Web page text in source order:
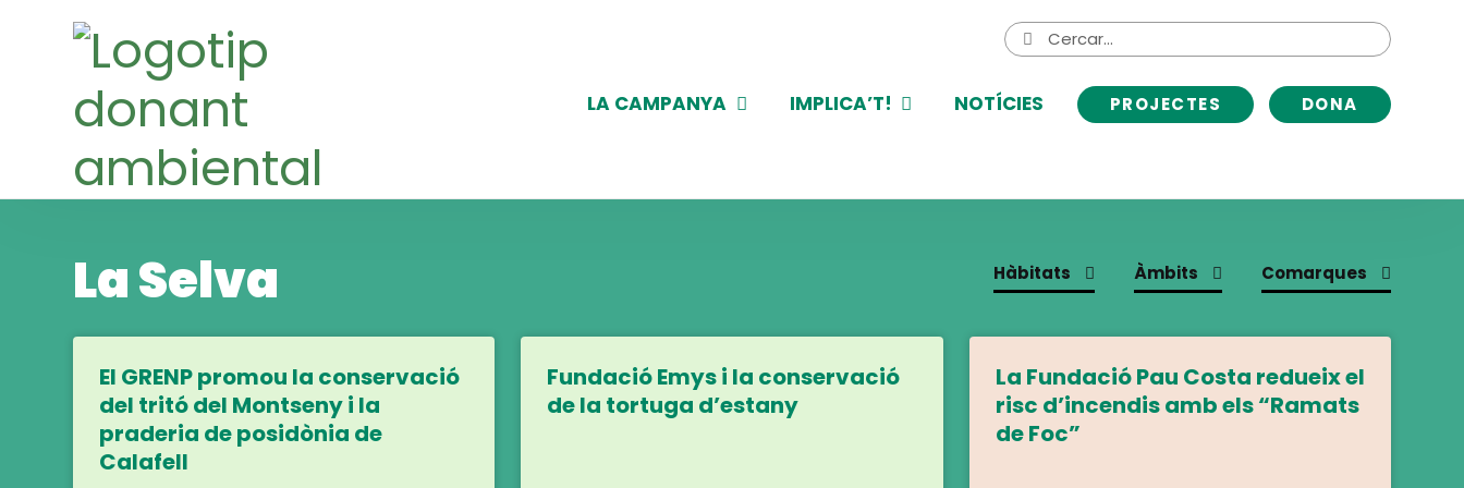
Skip
navigation
Skip
content
Cerca
de:
Cerca
LA CAMPANYA IMPLICA’T! NOTÍCIES PROJECTES DONA
La Selva Hàbitats Àmbits Comarques
El GRENP promou la conservació
del tritó del Montseny i la
praderia de posidònia de
Calafell
Fundació Emys i la conservació
de la tortuga d’estany
La Fundació Pau Costa redueix el
risc d’incendis amb els “Ramats
de Foc”